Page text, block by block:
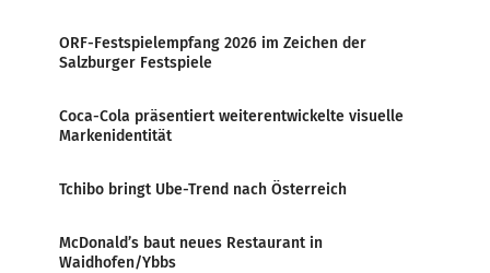
ORF-Festspielempfang 2026 im Zeichen der
Salzburger Festspiele
Coca-Cola präsentiert weiterentwickelte visuelle
Markenidentität
Tchibo bringt Ube-Trend nach Österreich
McDonald’s baut neues Restaurant in
Waidhofen/Ybbs